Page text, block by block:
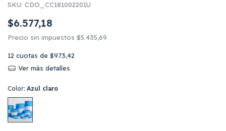
SKU: CDO_CC181002201U
$6.577,18
Precio sin impuestos $5.435,69
12 cuotas de $973,42
Ver más detalles
Color: Azul claro